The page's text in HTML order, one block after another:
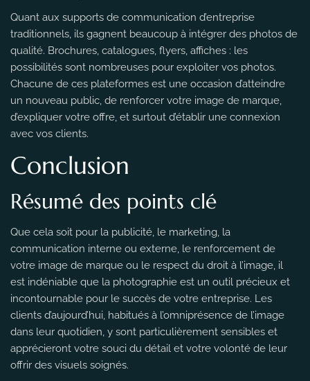
Quant aux supports de communication d’entreprise
traditionnels, ils gagnent beaucoup à intégrer des photos de
qualité. Brochures, catalogues, flyers, affiches : les
possibilités sont nombreuses pour exploiter vos photos.
Chacune de ces plateformes est une occasion d’atteindre
un nouveau public, de renforcer votre image de marque,
d’expliquer votre offre, et surtout d’établir une connexion
avec vos clients.
Conclusion
Résumé des points clé
Que cela soit pour la publicité, le marketing, la
communication interne ou externe, le renforcement de
votre image de marque ou le respect du droit à l’image, il
est indéniable que la photographie est un outil précieux et
incontournable pour le succès de votre entreprise. Les
clients d’aujourd’hui, habitués à l’omniprésence de l’image
dans leur quotidien, y sont particulièrement sensibles et
apprécieront votre souci du détail et votre volonté de leur
offrir des visuels soignés.